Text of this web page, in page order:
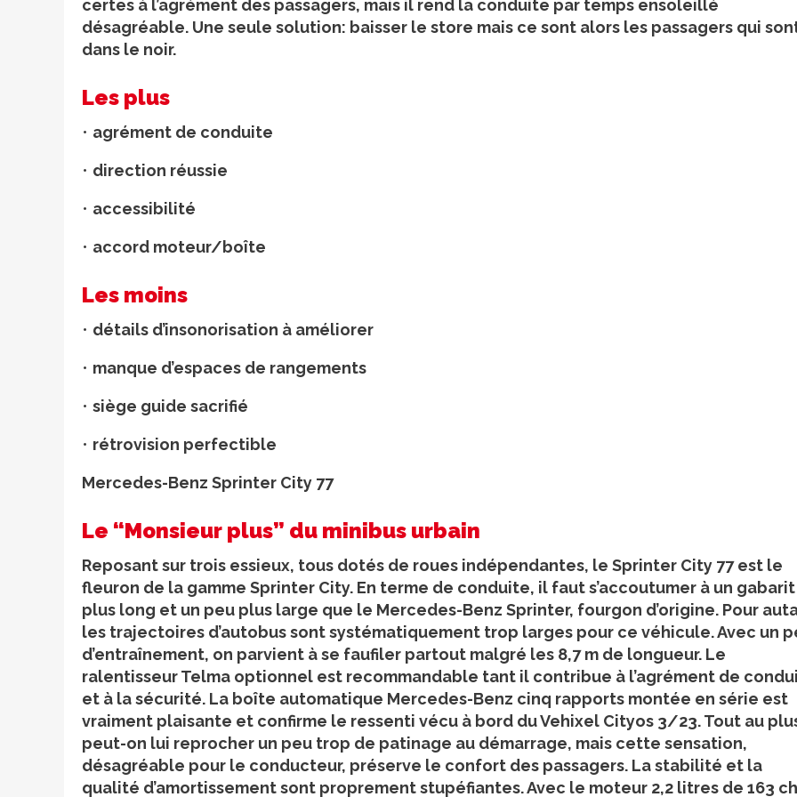
certes à l’agrément des passagers, mais il rend la conduite par temps ensoleillé
désagréable. Une seule solution: baisser le store mais ce sont alors les passagers qui
dans le noir.
Les plus
• agrément de conduite
• direction réussie
• accessibilité
• accord moteur/boîte
Les moins
• détails d’insonorisation à améliorer
• manque d’espaces de rangements
• siège guide sacrifié
• rétrovision perfectible
Mercedes-Benz Sprinter City 77
Le “Monsieur plus” du minibus urbain
Reposant sur trois essieux, tous dotés de roues indépendantes, le Sprinter City 77 est le
fleuron de la gamme Sprinter City. En terme de conduite, il faut s’accoutumer à un gabarit
plus long et un peu plus large que le Mercedes-Benz Sprinter, fourgon d’origine. Pour
les trajectoires d’autobus sont systématiquement trop larges pour ce véhicule. Avec un
d’entraînement, on parvient à se faufiler partout malgré les 8,7 m de longueur. Le
ralentisseur Telma optionnel est recommandable tant il contribue à l’agrément de
et à la sécurité. La boîte automatique Mercedes-Benz cinq rapports montée en série est
vraiment plaisante et confirme le ressenti vécu à bord du Vehixel Cityos 3/23. Tout au
peut-on lui reprocher un peu trop de patinage au démarrage, mais cette sensation,
désagréable pour le conducteur, préserve le confort des passagers. La stabilité et la
qualité d’amortissement sont proprement stupéfiantes. Avec le moteur 2,2 litres de 163